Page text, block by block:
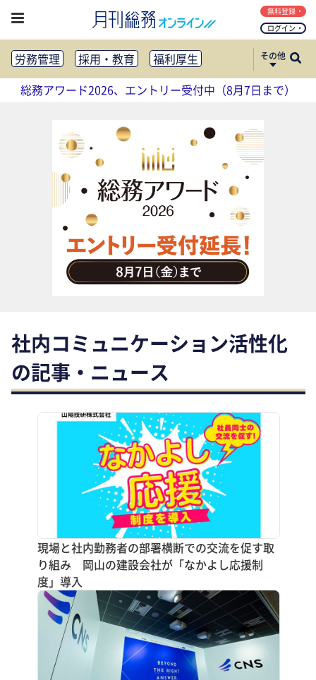
ログイン
無料登録
労務管理 採用・教育
福利厚生
健康経営
働き方改革
法務・コンプライアンス
リスクマネジメント・BCP
社外・社内広報
社外・社内コミュニケーション活性化
FM・オフィス移転
CSR・SDGs
テクノロジー活用・DX
助成金・補助金・コスト削減
アウトソーシング・BPO
調査・レポート
その他
総務アワード2026、エントリー受付中（8月7日まで）
社内コミュニケーション活性化
の記事・ニュース
現場と社内勤務者の部署横断での交流を促す取
り組み 岡山の建設会社が「なかよし応援制
度」導入